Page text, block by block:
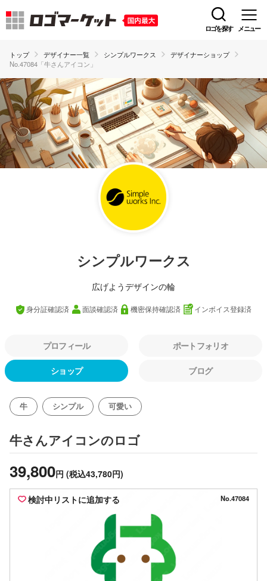
ロゴを探す メニュー
トップ デザイナー一覧 シンプルワークス
デザイナーショップ
No.47084「牛さんアイコン」
シンプルワークス
広げようデザインの輪
身分証確認済 面談確認済 機密保持確認済 インボイス登録済
プロフィール ポートフォリオ
ショップ ブログ
牛 シンプル 可愛い
牛さんアイコンのロゴ
39,800円 (税込43,780円)
検討中リストに追加する No.47084